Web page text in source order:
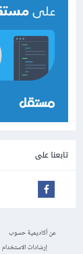
تابعنا على
عن أكاديمية حسوب
إرشادات الاستخدام